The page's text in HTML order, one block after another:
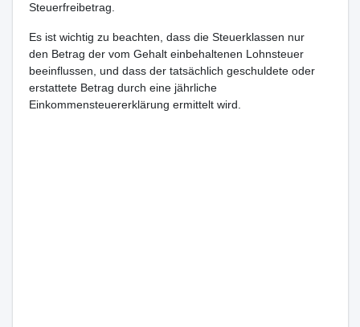
Steuerfreibetrag.
Es ist wichtig zu beachten, dass die Steuerklassen nur
den Betrag der vom Gehalt einbehaltenen Lohnsteuer
beeinflussen, und dass der tatsächlich geschuldete oder
erstattete Betrag durch eine jährliche
Einkommensteuererklärung ermittelt wird.